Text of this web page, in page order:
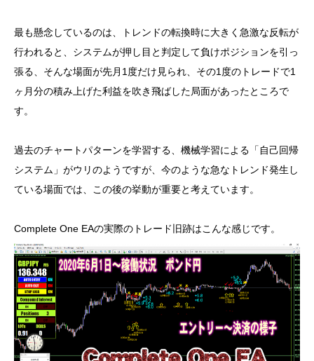
最も懸念しているのは、トレンドの転換時に大きく急激な反転が
行われると、システムが押し目と判定して負けポジションを引っ
張る、そんな場面が先月1度だけ見られ、その1度のトレードで1
ヶ月分の積み上げた利益を吹き飛ばした局面があったところで
す。
過去のチャートパターンを学習する、機械学習による「自己回帰
システム」がウリのようですが、今のような急なトレンド発生し
ている場面では、この後の挙動が重要と考えています。
Complete One EAの実際のトレード旧跡はこんな感じです。